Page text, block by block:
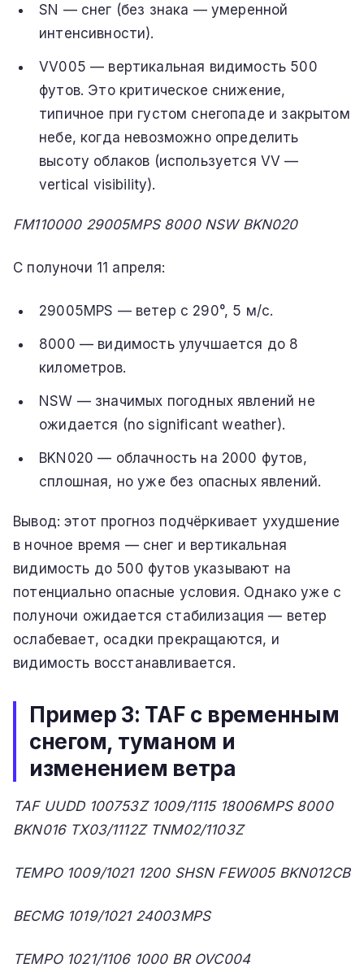
SN — снег (без знака — умеренной
интенсивности).
VV005 — вертикальная видимость 500
футов. Это критическое снижение,
типичное при густом снегопаде и закрытом
небе, когда невозможно определить
высоту облаков (используется VV —
vertical visibility).
FM110000 29005MPS 8000 NSW BKN020
С полуночи 11 апреля:
29005MPS — ветер с 290°, 5 м/с.
8000 — видимость улучшается до 8
километров.
NSW — значимых погодных явлений не
ожидается (no significant weather).
BKN020 — облачность на 2000 футов,
сплошная, но уже без опасных явлений.
Вывод: этот прогноз подчёркивает ухудшение
в ночное время — снег и вертикальная
видимость до 500 футов указывают на
потенциально опасные условия. Однако уже с
полуночи ожидается стабилизация — ветер
ослабевает, осадки прекращаются, и
видимость восстанавливается.
Пример 3: TAF с временным
снегом, туманом и
изменением ветра
TAF UUDD 100753Z 1009/1115 18006MPS 8000
BKN016 TX03/1112Z TNM02/1103Z
TEMPO 1009/1021 1200 SHSN FEW005 BKN012CB
BECMG 1019/1021 24003MPS
TEMPO 1021/1106 1000 BR OVC004